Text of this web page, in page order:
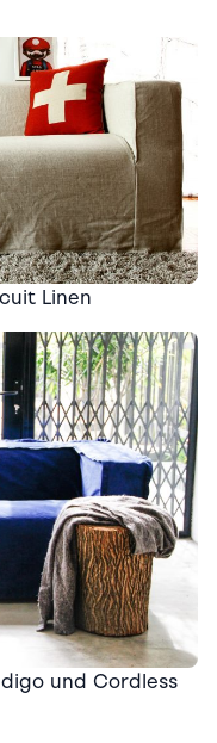
Linen
und Cordless